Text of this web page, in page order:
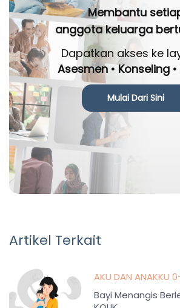
Membantu
anggota keluarga
Dapatkan akses ke
Asesmen • Konseling
Mulai Dari Sini
Artikel Terkait
AKU DAN ANAKKU
Bayi Menangis